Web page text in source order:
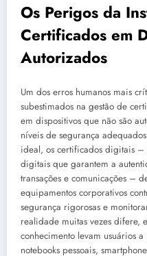
Os Perigos da
Certificados em
Autorizados
Um dos erros humanos mais
subestimados na gestão de
em dispositivos que não são
níveis de segurança
ideal, os certificados digitais –
digitais que garantem a
transações e comunicações –
equipamentos corporativos
segurança rigorosas e
realidade muitas vezes difere,
conhecimento levam usuários
notebooks pessoais,